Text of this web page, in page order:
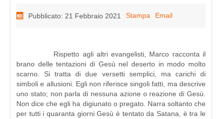
Pubblicato: 21 Febbraio 2021 Stampa Email
Rispetto agli altri evangelisti, Marco racconta il
brano delle tentazioni di Gesù nel deserto in modo molto
scarno. Si tratta di due versetti semplici, ma carichi di
simboli e allusioni. Egli non riferisce singoli fatti, ma descrive
uno stato; non parla di nessuna azione o reazione di Gesù.
Non dice che egli ha digiunato o pregato. Narra soltanto che
per tutti i quaranta giorni Gesù è tentato da Satana, è tra le